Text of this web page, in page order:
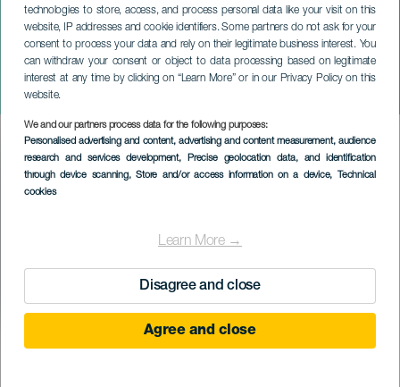
technologies to store, access, and process personal data like your visit on this
website, IP addresses and cookie identifiers. Some partners do not ask for your
consent to process your data and rely on their legitimate business interest. You
can withdraw your consent or object to data processing based on legitimate
interest at any time by clicking on “Learn More” or in our Privacy Policy on this
website.
We and our partners process data for the following purposes:
Personalised advertising and content, advertising and content measurement, audience
research and services development, Precise geolocation data, and identification
through device scanning, Store and/or access information on a device, Technical
cookies
Learn More →
Disagree and close
Agree and close
Салас Дуэт: Струнный
ансамбль
ГРАН-КАНАРИЯ
Imagen
Listado